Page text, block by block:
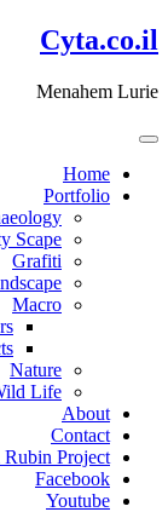
דלג
לתוכן
Cyta.co.il
Menahem Lurie
Home
Portfolio
Scape
Grafiti
Macro
Nature
Life
About
Contact
Project
Facebook
Youtube